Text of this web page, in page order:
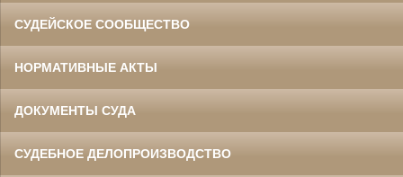
СУДЕЙСКОЕ СООБЩЕСТВО
НОРМАТИВНЫЕ АКТЫ
ДОКУМЕНТЫ СУДА
СУДЕБНОЕ ДЕЛОПРОИЗВОДСТВО